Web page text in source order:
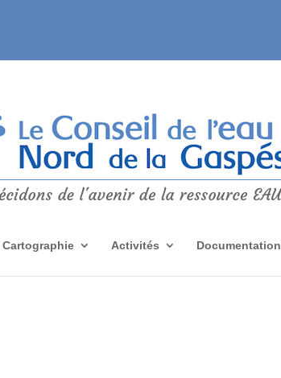
Cartographie Activités Documentation